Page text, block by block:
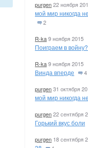
purgen22 ноября
мой мир никогда
2
R-ka9 ноября 2015
Поиграем в войну?
R-ka9 ноября 2015
Винда вперде 4
purgen31 октября
мой мир никогда
purgen22 сентября
Горький вкус боли
purgen 18 сентября